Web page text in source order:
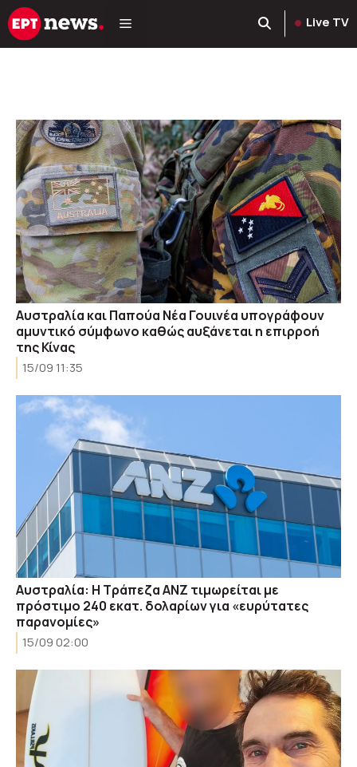
Μετάβαση
σε
Live TV
Αυστραλία και Παπούα Νέα Γουινέα υπογράφουν
αμυντικό σύμφωνο καθώς αυξάνεται η επιρροή
της Κίνας
15/09 11:35
Αυστραλία: Η Τράπεζα ANZ τιμωρείται με
πρόστιμο 240 εκατ. δολαρίων για «ευρύτατες
παρανομίες»
15/09 02:00